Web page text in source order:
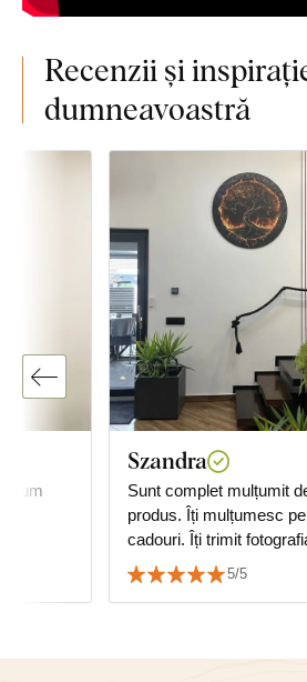
Recenzii și
dumneavoastră
cum
Szandra
Sunt complet mulțumit
produs. Îți mulțumesc pentru
cadouri. Îți trimit
5/5